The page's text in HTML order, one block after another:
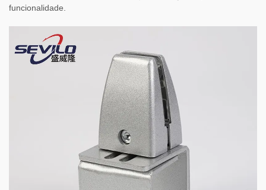
funcionalidade.